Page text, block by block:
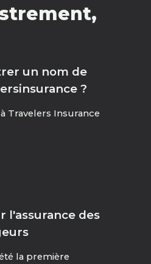
un nom de
?
Travelers Insurance
l'assurance des
la première